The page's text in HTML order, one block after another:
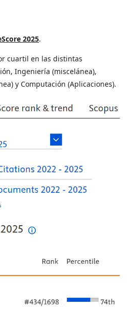
2025.
cuartil en las distintas
Ingeniería (miscelánea),
y Computación (Aplicaciones).